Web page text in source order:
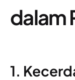
dalam
1.